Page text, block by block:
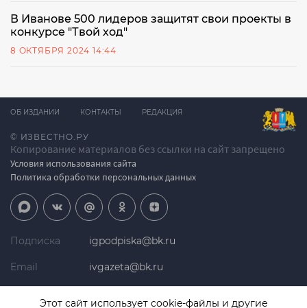
В Иванове 500 лидеров защитят свои проекты в
конкурсе "Твой ход"
8 ОКТЯБРЯ 2024 14:44
© ИЗВЕСТНО.РУ
Копирование материалов без ссылки на сайт запрещено
Условия использования сайта
Политика обработки персональных данных
ОБ ИЗДАНИИ КОНТАКТЫ РЕДАКЦИЯ
Подписка igpodpiska@bk.ru
Email ivgazeta@bk.ru
Этот сайт использует cookie-файлы и другие